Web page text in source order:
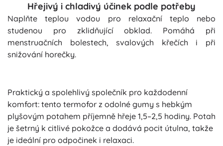
Hřejivý i chladivý účinek podle potřeby
Naplňte teplou vodou pro relaxační teplo nebo
studenou pro zklidňující obklad. Pomáhá při
menstruačních bolestech, svalových křečích i při
snižování horečky.
Praktický a spolehlivý společník pro každodenní
komfort: tento termofor z odolné gumy s hebkým
plyšovým potahem příjemně hřeje 1,5–2,5 hodiny. Potah
je šetrný k citlivé pokožce a dodává pocit útulna, takže
je ideální pro odpočinek i relaxaci.